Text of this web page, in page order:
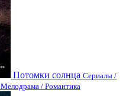
Потомки солнца Сериалы /
/ Романтика